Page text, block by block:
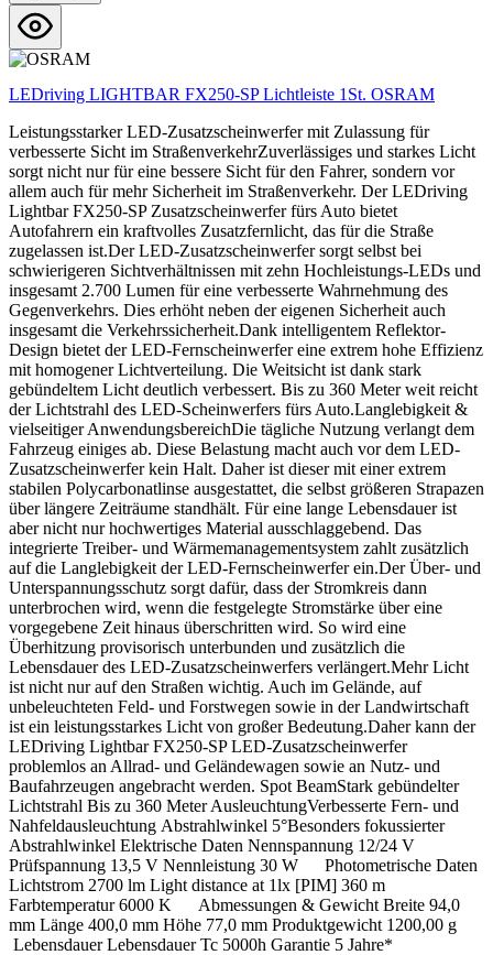
LEDriving LIGHTBAR FX250-SP Lichtleiste 1St. OSRAM
Leistungsstarker LED-Zusatzscheinwerfer mit Zulassung für
verbesserte Sicht im StraßenverkehrZuverlässiges und starkes Licht
sorgt nicht nur für eine bessere Sicht für den Fahrer, sondern vor
allem auch für mehr Sicherheit im Straßenverkehr. Der LEDriving
Lightbar FX250-SP Zusatzscheinwerfer fürs Auto bietet
Autofahrern ein kraftvolles Zusatzfernlicht, das für die Straße
zugelassen ist.Der LED-Zusatzscheinwerfer sorgt selbst bei
schwierigeren Sichtverhältnissen mit zehn Hochleistungs-LEDs und
insgesamt 2.700 Lumen für eine verbesserte Wahrnehmung des
Gegenverkehrs. Dies erhöht neben der eigenen Sicherheit auch
insgesamt die Verkehrssicherheit.Dank intelligentem Reflektor-
Design bietet der LED-Fernscheinwerfer eine extrem hohe Effizienz
mit homogener Lichtverteilung. Die Weitsicht ist dank stark
gebündeltem Licht deutlich verbessert. Bis zu 360 Meter weit reicht
der Lichtstrahl des LED-Scheinwerfers fürs Auto.Langlebigkeit &
vielseitiger AnwendungsbereichDie tägliche Nutzung verlangt dem
Fahrzeug einiges ab. Diese Belastung macht auch vor dem LED-
Zusatzscheinwerfer kein Halt. Daher ist dieser mit einer extrem
stabilen Polycarbonatlinse ausgestattet, die selbst größeren Strapazen
über längere Zeiträume standhält. Für eine lange Lebensdauer ist
aber nicht nur hochwertiges Material ausschlaggebend. Das
integrierte Treiber- und Wärmemanagementsystem zahlt zusätzlich
auf die Langlebigkeit der LED-Fernscheinwerfer ein.Der Über- und
Unterspannungsschutz sorgt dafür, dass der Stromkreis dann
unterbrochen wird, wenn die festgelegte Stromstärke über eine
vorgegebene Zeit hinaus überschritten wird. So wird eine
Überhitzung provisorisch unterbunden und zusätzlich die
Lebensdauer des LED-Zusatzscheinwerfers verlängert.Mehr Licht
ist nicht nur auf den Straßen wichtig. Auch im Gelände, auf
unbeleuchteten Feld- und Forstwegen sowie in der Landwirtschaft
ist ein leistungsstarkes Licht von großer Bedeutung.Daher kann der
LEDriving Lightbar FX250-SP LED-Zusatzscheinwerfer
problemlos an Allrad- und Geländewagen sowie an Nutz- und
Baufahrzeugen angebracht werden. Spot BeamStark gebündelter
Lichtstrahl Bis zu 360 Meter AusleuchtungVerbesserte Fern- und
Nahfeldausleuchtung Abstrahlwinkel 5°Besonders fokussierter
Abstrahlwinkel Elektrische Daten Nennspannung 12/24 V
Prüfspannung 13,5 V Nennleistung 30 W Photometrische Daten
Lichtstrom 2700 lm Light distance at 1lx [PIM] 360 m
Farbtemperatur 6000 K Abmessungen & Gewicht Breite 94,0
mm Länge 400,0 mm Höhe 77,0 mm Produktgewicht 1200,00 g
Lebensdauer Lebensdauer Tc 5000h Garantie 5 Jahre*